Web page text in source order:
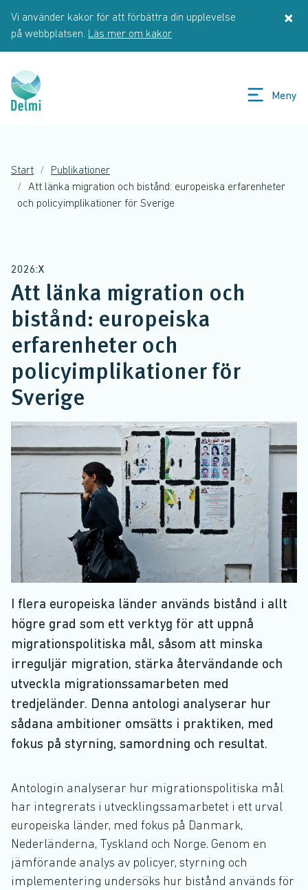
Vi använder kakor för att förbättra din upplevelse
på webbplatsen. Läs mer om kakor
×
Meny
Start
Publikationer
Att länka migration och bistånd: europeiska erfarenheter
och policyimplikationer för Sverige
2026:X
Att länka migration och
bistånd: europeiska
erfarenheter och
policyimplikationer för
Sverige
I flera europeiska länder används bistånd i allt
högre grad som ett verktyg för att uppnå
migrationspolitiska mål, såsom att minska
irreguljär migration, stärka återvändande och
utveckla migrationssamarbeten med
tredjeländer. Denna antologi analyserar hur
sådana ambitioner omsätts i praktiken, med
fokus på styrning, samordning och resultat.
Antologin analyserar hur migrationspolitiska mål
har integrerats i utvecklingssamarbetet i ett urval
europeiska länder, med fokus på Danmark,
Nederländerna, Tyskland och Norge. Genom en
jämförande analys av policyer, styrning och
implementering undersöks hur bistånd används för